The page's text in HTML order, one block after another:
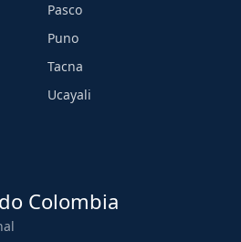
Pasco
Puno
Tacna
Ucayali
Colombia